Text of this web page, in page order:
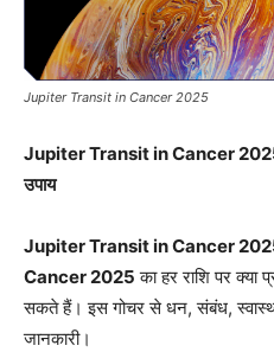
Jupiter Transit in Cancer 2025
Jupiter Transit in Cancer 2025:
उपाय
Jupiter Transit in Cancer
Cancer 2025 का हर राशि पर
सकते हैं। इस गोचर से धन, संबंध,
जानकारी।